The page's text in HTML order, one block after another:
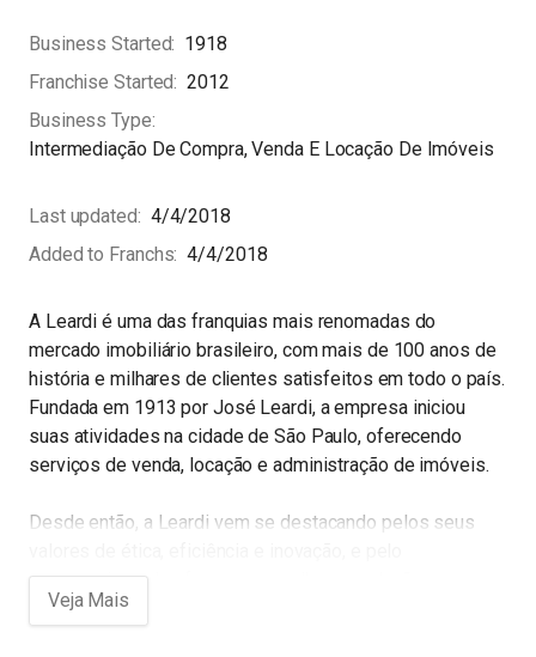
Business Started
1918
Franchise Started 2012
Business Type
Intermediação De Compra, Venda E Locação De Imóveis
Last updated
4/4/2018
Added to Franchs 4/4/2018
A Leardi é uma das franquias mais renomadas do
mercado imobiliário brasileiro, com mais de 100 anos de
história e milhares de clientes satisfeitos em todo o país.
Fundada em 1913 por José Leardi, a empresa iniciou
suas atividades na cidade de São Paulo, oferecendo
serviços de venda, locação e administração de imóveis.
Desde então, a Leardi vem se destacando pelos seus
compromisso de oferecer as melhores soluções em
negócios imobiliários, seja para pessoas físicas ou